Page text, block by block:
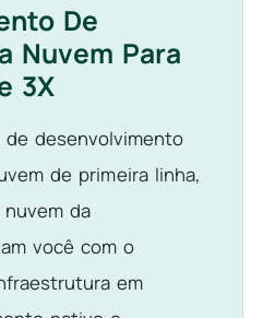
De
Nuvem Para
3X
de desenvolvimento
de primeira linha,
da
você com o
em